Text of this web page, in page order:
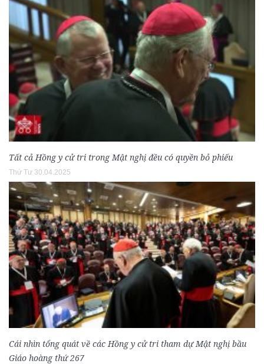
Tất cả Hồng y cử tri trong Mật nghị đều có quyền bỏ phiếu
Thứ Tư 30.04.2025
Cái nhìn tổng quát về các Hồng y cử tri tham dự Mật nghị bầu
Giáo hoàng thứ 267